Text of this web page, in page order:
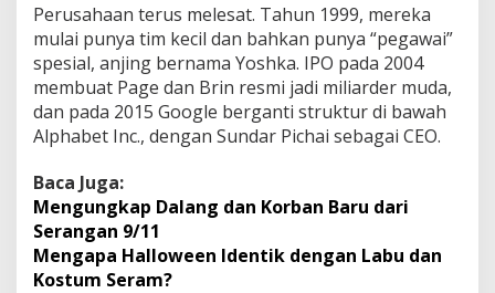
Perusahaan terus melesat. Tahun 1999, mereka
mulai punya tim kecil dan bahkan punya “pegawai”
spesial, anjing bernama Yoshka. IPO pada 2004
membuat Page dan Brin resmi jadi miliarder muda,
dan pada 2015 Google berganti struktur di bawah
Alphabet Inc., dengan Sundar Pichai sebagai CEO.
Baca Juga:
Mengungkap Dalang dan Korban Baru dari
Serangan 9/11
Mengapa Halloween Identik dengan Labu dan
Kostum Seram?